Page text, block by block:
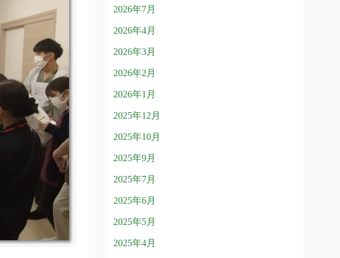
2026年7月
2026年4月
2026年3月
2026年2月
2026年1月
2025年12月
2025年10月
2025年9月
2025年7月
2025年6月
2025年5月
2025年4月